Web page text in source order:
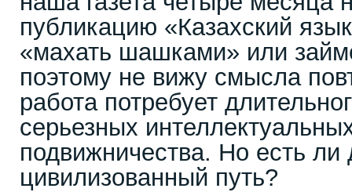
публикацию «Казахский
«махать шашками» или
поэтому не вижу смысла
работа потребует
серьезных
подвижничества. Но есть ли
цивилизованный путь?